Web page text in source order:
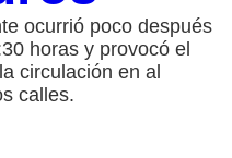
ocurrió poco después
horas y provocó el
circulación en al
calles.